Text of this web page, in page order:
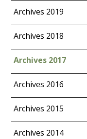
Archives 2019
Archives 2018
Archives 2017
Archives 2016
Archives 2015
Archives 2014